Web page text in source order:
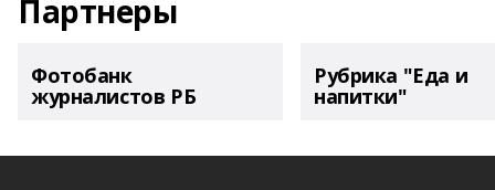
Партнеры
Фотобанк
журналистов РБ
Рубрика "Еда и
напитки"